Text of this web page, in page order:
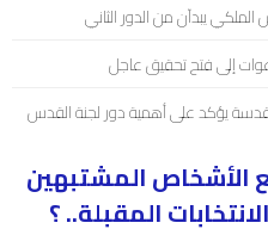
الملكي يبدآن من الدور الثاني
إلى فتح تحقيق عاجل
يؤكد على أهمية دور لجنة القدس
الأشخاص المشتبهين
المقبلة.. ؟